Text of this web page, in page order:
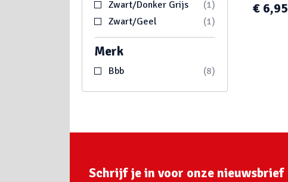
Zwart/Donker Grijs
1
Zwart/Geel
1
Merk
Bbb 8
€ 6,95
Schrijf je in voor onze nieuwsbrief